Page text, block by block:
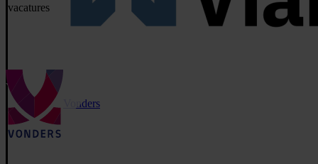
Vonders
vacatures